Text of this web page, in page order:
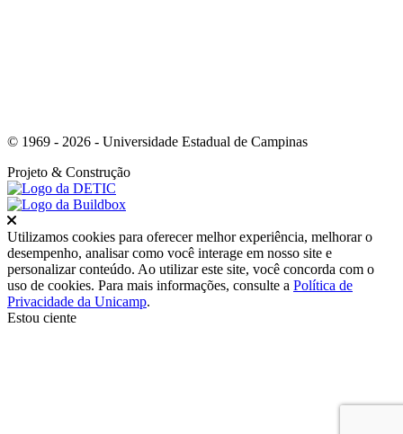
© 1969 - 2026 - Universidade Estadual de Campinas
Projeto & Construção
Fechar
Utilizamos cookies para oferecer melhor experiência, melhorar o
desempenho, analisar como você interage em nosso site e
personalizar conteúdo. Ao utilizar este site, você concorda com o
uso de cookies. Para mais informações, consulte a Política de
Privacidade da Unicamp.
Estou ciente